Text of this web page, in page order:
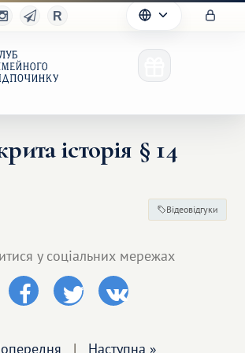
історія § 14
Відеовідгуки
у соціальних мережах
| Наступна »